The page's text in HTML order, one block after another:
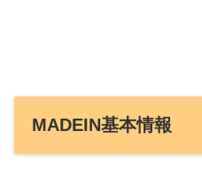
MADEIN基本情報